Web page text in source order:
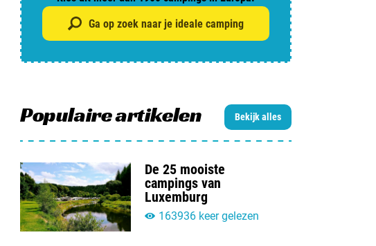
Veel gestelde vragenGa op zoek naar je ideale camping
Populaire artikelen Bekijk alles
De 25 mooiste
campings van
Luxemburg
163936 keer gelezen